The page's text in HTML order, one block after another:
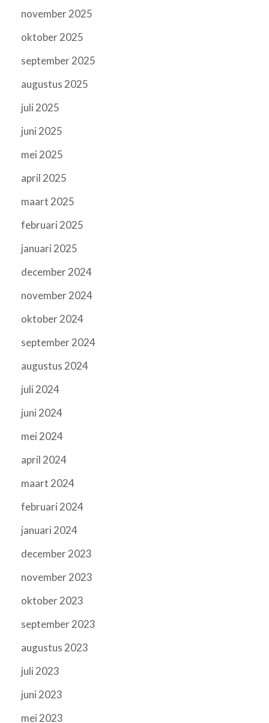
november 2025
oktober 2025
september 2025
augustus 2025
juli 2025
juni 2025
mei 2025
april 2025
maart 2025
februari 2025
januari 2025
december 2024
november 2024
oktober 2024
september 2024
augustus 2024
juli 2024
juni 2024
mei 2024
april 2024
maart 2024
februari 2024
januari 2024
december 2023
november 2023
oktober 2023
september 2023
augustus 2023
juli 2023
juni 2023
mei 2023